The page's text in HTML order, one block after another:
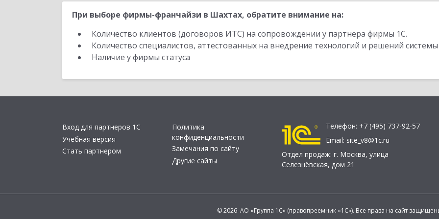
При выборе фирмы-франчайзи в Шахтах, обратите внимание на:
Количество клиентов (договоров ИТС) на сопровождении у партнера фирмы 1С.
Количество специалистов, аттестованных на внедрение технологий и решений
Наличие у фирмы статуса
Вход для партнеров 1С
Учебная версия
Стать партнером
Политика
конфиденциальности
Замечания по сайту
Другие сайты
Телефон: +7 (495) 737-92-57
Email: site_v8@1c.ru
Отдел продаж: г. Москва, улица
Селезнёвская, дом 21
© 2026 АО «Группа 1С» (правопреемник «1С»). Все права на сайт